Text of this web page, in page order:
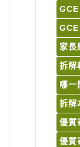
家長
拆解
哪一
拆解
優質
優質